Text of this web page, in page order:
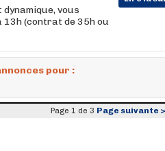
vous
(contrat de 35h ou
pour :
Page 1 de 3 Page suivante >